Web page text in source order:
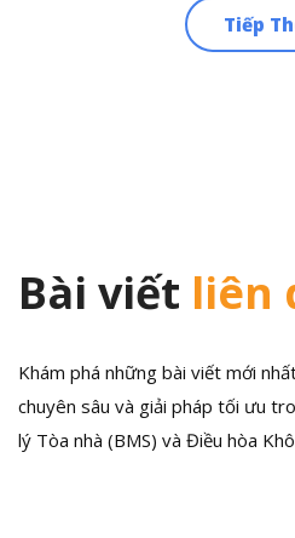
Tiếp
Bài viết liên
Khám phá những bài viết mới
chuyên sâu và giải pháp tối ưu
lý Tòa nhà (BMS) và Điều hòa